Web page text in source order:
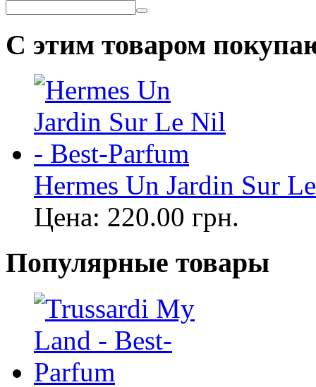
С этим товаром
Hermes Un Jardin Sur
Цена: 220.00 грн.
Популярные товары